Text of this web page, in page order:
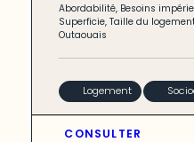
Abordabilité, Besoins
Superficie,Taille du
Outaouais
Logement
CONSULTER